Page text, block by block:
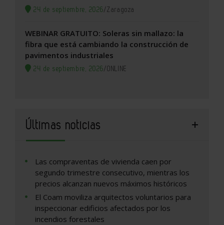
24 de septiembre, 2026/Zaragoza
WEBINAR GRATUITO: Soleras sin mallazo: la
fibra que está cambiando la construcción de
pavimentos industriales
24 de septiembre, 2026/ONLINE
Últimas noticias
Las compraventas de vivienda caen por
segundo trimestre consecutivo, mientras los
precios alcanzan nuevos máximos históricos
El Coam moviliza arquitectos voluntarios para
inspeccionar edificios afectados por los
incendios forestales